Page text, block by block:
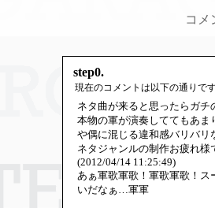
コメ
step0.
現在のコメントは以下の通りで
ネタ曲が来ると思ったらガ
本物の軍が演奏しててもあ
や偶に混じる違和感バリバ
ネタジャンルの制作お疲れ様
(2012/04/14 11:25:49)
あぁ軍歌軍歌！軍歌軍歌！
いだなぁ…軍軍